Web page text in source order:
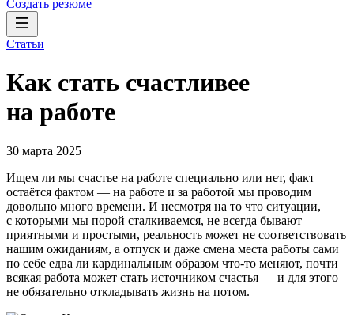
Создать резюме
Статьи
Как стать счастливее
на работе
30 марта 2025
Ищем ли мы счастье на работе специально или нет, факт
остаётся фактом — на работе и за работой мы проводим
довольно много времени. И несмотря на то что ситуации,
с которыми мы порой сталкиваемся, не всегда бывают
приятными и простыми, реальность может не соответствовать
нашим ожиданиям, а отпуск и даже смена места работы сами
по себе едва ли кардинальным образом что-то меняют, почти
всякая работа может стать источником счастья — и для этого
не обязательно откладывать жизнь на потом.